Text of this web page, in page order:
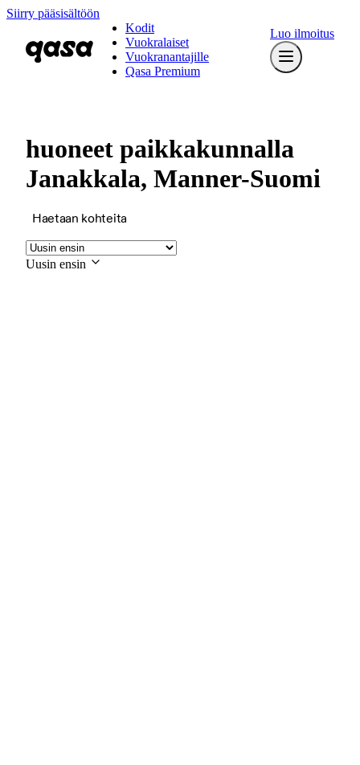
Siirry pääsisältöön
Kodit
Vuokralaiset
Vuokranantajille
Qasa Premium
Luo ilmoitus
huoneet paikkakunnalla
Janakkala, Manner-Suomi
Haetaan kohteita
Uusin ensin